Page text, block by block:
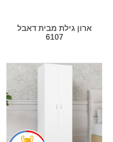
ארון גילת מבית דאבל
6107